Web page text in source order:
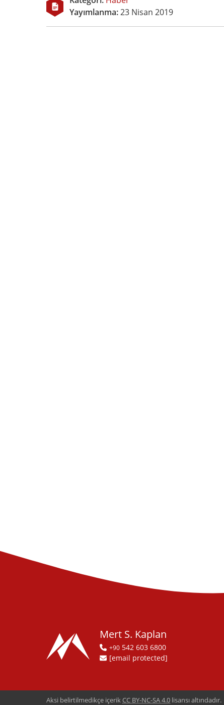
Yayımlanma:23 Nisan 2019
Mert S. Kaplan
+90 542 603 6800
[email protected]
Aksi belirtilmedikçe içerikCC BY-NC-SA 4.0 lisansı altındadır.